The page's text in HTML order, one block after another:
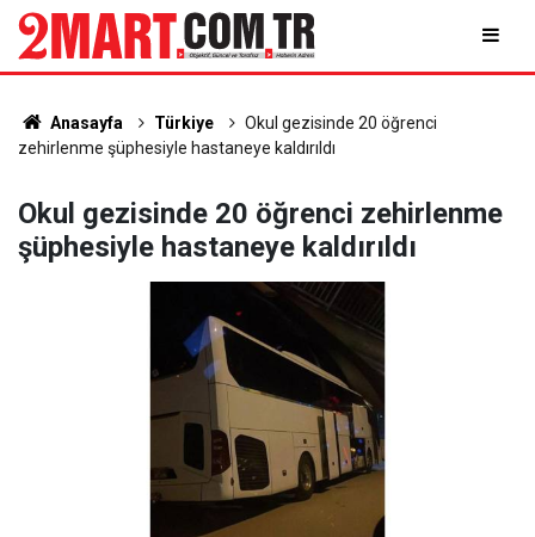
Anasayfa Türkiye
Okul gezisinde 20 öğrenci
zehirlenme şüphesiyle hastaneye kaldırıldı
Okul gezisinde 20 öğrenci zehirlenme
şüphesiyle hastaneye kaldırıldı